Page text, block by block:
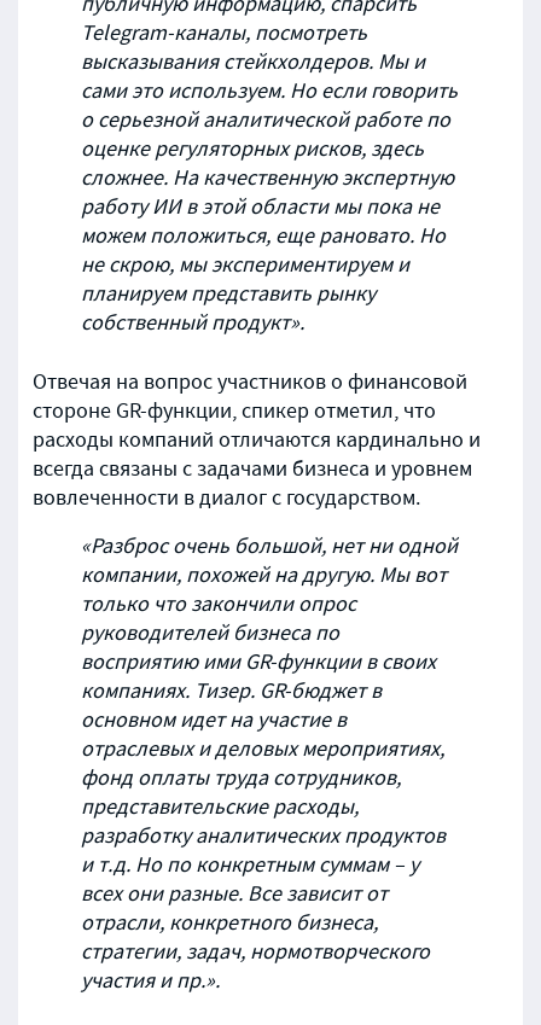
Telegram-каналы, посмотреть
высказывания стейкхолдеров. Мы и
сами это используем. Но если говорить
о серьезной аналитической работе по
оценке регуляторных рисков, здесь
сложнее. На качественную экспертную
работу ИИ в этой области мы пока не
можем положиться, еще рановато. Но
не скрою, мы экспериментируем и
планируем представить рынку
собственный продукт».
Отвечая на вопрос участников о финансовой
стороне GR-функции, спикер отметил, что
расходы компаний отличаются кардинально и
всегда связаны с задачами бизнеса и уровнем
вовлеченности в диалог с государством.
«Разброс очень большой, нет ни одной
компании, похожей на другую. Мы вот
только что закончили опрос
руководителей бизнеса по
восприятию ими GR-функции в своих
компаниях. Тизер. GR-бюджет в
основном идет на участие в
отраслевых и деловых мероприятиях,
фонд оплаты труда сотрудников,
представительские расходы,
разработку аналитических продуктов
и т.д. Но по конкретным суммам – у
всех они разные. Все зависит от
отрасли, конкретного бизнеса,
стратегии, задач, нормотворческого
участия и пр.».